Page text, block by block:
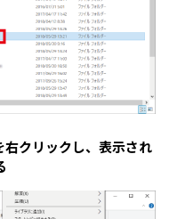
右クリックし、表示され